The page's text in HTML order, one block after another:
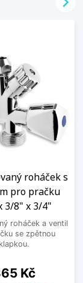
roháček s
pro pračku
3/8" x 3/4"
roháček a ventil
se zpětnou
klapkou.
Kč